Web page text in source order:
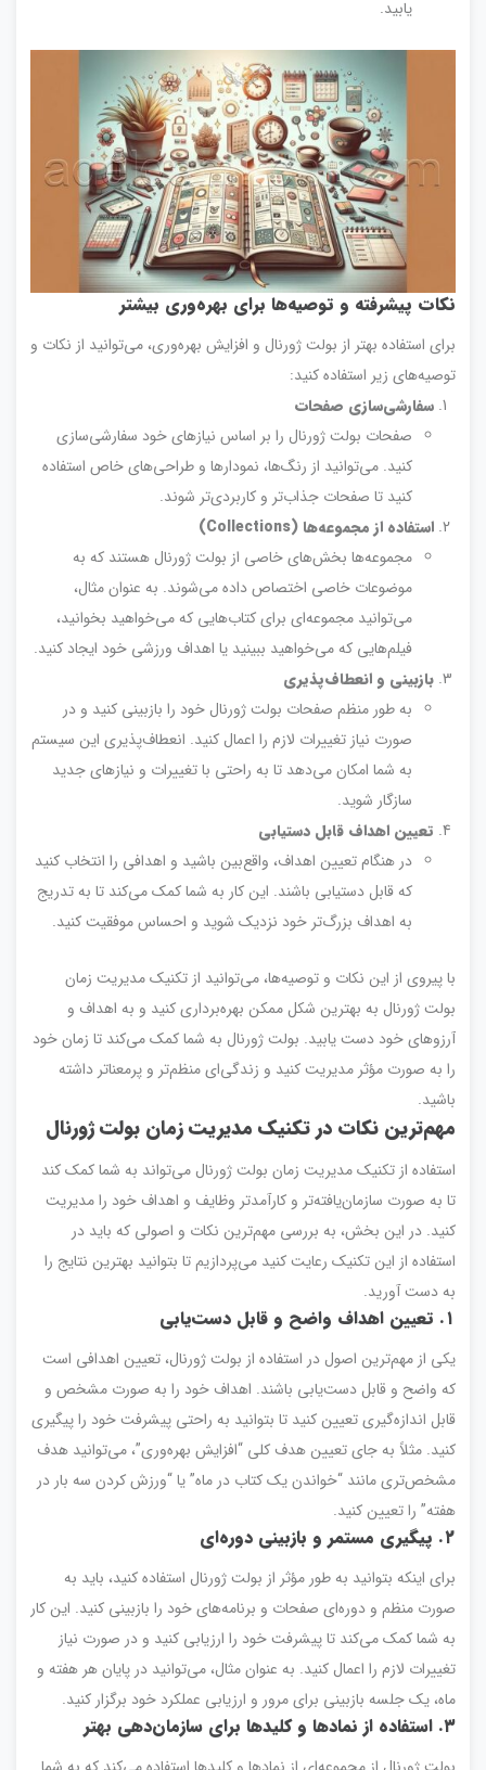
یابید.
نکات پیشرفته و توصیه‌ها برای بهره‌وری بیشتر
برای استفاده بهتر از بولت ژورنال و افزایش بهره‌وری، می‌توانید از نکات و
توصیه‌های زیر استفاده کنید:
سفارشی‌سازی صفحات
صفحات بولت ژورنال را بر اساس نیازهای خود سفارشی‌سازی
کنید. می‌توانید از رنگ‌ها، نمودارها و طراحی‌های خاص استفاده
کنید تا صفحات جذاب‌تر و کاربردی‌تر شوند.
استفاده از مجموعه‌ها (Collections)
مجموعه‌ها بخش‌های خاصی از بولت ژورنال هستند که به
موضوعات خاصی اختصاص داده می‌شوند. به عنوان مثال،
می‌توانید مجموعه‌ای برای کتاب‌هایی که می‌خواهید بخوانید،
فیلم‌هایی که می‌خواهید ببینید یا اهداف ورزشی خود ایجاد کنید.
بازبینی و انعطاف‌پذیری
به طور منظم صفحات بولت ژورنال خود را بازبینی کنید و در
صورت نیاز تغییرات لازم را اعمال کنید. انعطاف‌پذیری این سیستم
به شما امکان می‌دهد تا به راحتی با تغییرات و نیازهای جدید
سازگار شوید.
تعیین اهداف قابل دستیابی
در هنگام تعیین اهداف، واقع‌بین باشید و اهدافی را انتخاب کنید
که قابل دستیابی باشند. این کار به شما کمک می‌کند تا به تدریج
به اهداف بزرگ‌تر خود نزدیک شوید و احساس موفقیت کنید.
با پیروی از این نکات و توصیه‌ها، می‌توانید از تکنیک مدیریت زمان
بولت ژورنال به بهترین شکل ممکن بهره‌برداری کنید و به اهداف و
آرزوهای خود دست یابید. بولت ژورنال به شما کمک می‌کند تا زمان خود
را به صورت مؤثر مدیریت کنید و زندگی‌ای منظم‌تر و پرمعنا‌تر داشته
باشید.
مهم‌ترین نکات در تکنیک مدیریت زمان بولت ژورنال
استفاده از تکنیک مدیریت زمان بولت ژورنال می‌تواند به شما کمک کند
تا به صورت سازمان‌یافته‌تر و کارآمدتر وظایف و اهداف خود را مدیریت
کنید. در این بخش، به بررسی مهم‌ترین نکات و اصولی که باید در
استفاده از این تکنیک رعایت کنید می‌پردازیم تا بتوانید بهترین نتایج را
به دست آورید.
۱. تعیین اهداف واضح و قابل دست‌یابی
یکی از مهم‌ترین اصول در استفاده از بولت ژورنال، تعیین اهدافی است
که واضح و قابل دست‌یابی باشند. اهداف خود را به صورت مشخص و
قابل اندازه‌گیری تعیین کنید تا بتوانید به راحتی پیشرفت خود را پیگیری
کنید. مثلاً به جای تعیین هدف کلی “افزایش بهره‌وری”، می‌توانید هدف
مشخص‌تری مانند “خواندن یک کتاب در ماه” یا “ورزش کردن سه بار در
هفته” را تعیین کنید.
۲. پیگیری مستمر و بازبینی دوره‌ای
برای اینکه بتوانید به طور مؤثر از بولت ژورنال استفاده کنید، باید به
صورت منظم و دوره‌ای صفحات و برنامه‌های خود را بازبینی کنید. این کار
به شما کمک می‌کند تا پیشرفت خود را ارزیابی کنید و در صورت نیاز
تغییرات لازم را اعمال کنید. به عنوان مثال، می‌توانید در پایان هر هفته و
ماه، یک جلسه بازبینی برای مرور و ارزیابی عملکرد خود برگزار کنید.
۳. استفاده از نمادها و کلیدها برای سازمان‌دهی بهتر